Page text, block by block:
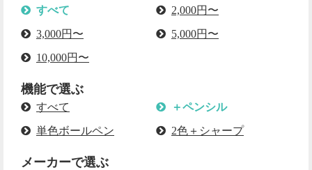
すべて
2,000円〜
3,000円〜
5,000円〜
10,000円〜
機能で選ぶ
すべて
＋ペンシル
単色ボールペン
2色＋シャープ
メーカーで選ぶ